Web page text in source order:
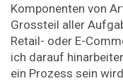
Komponenten von
Grossteil aller
Retail- oder E-
ich darauf
ein Prozess sein